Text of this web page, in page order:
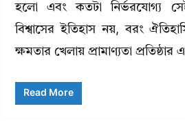
হলো এবং কতটা নির্ভরযোগ্য
বিশ্বাসের ইতিহাস নয়, বরং
ক্ষমতার খেলায় প্রামাণ্যতা
Read More